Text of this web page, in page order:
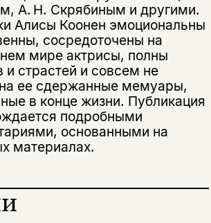
А. Н. Скрябиным и другими.
Алисы Коонен эмоциональны
сосредоточены на
мире актрисы, полны
и страстей и совсем не
ее сдержанные мемуары,
в конце жизни. Публикация
подробными
основанными на
материалах.
на рассылку
мы отправляем рассылку
событиях «НЛО».
дарим промокод на
временно
подписаться на
и при поступлении книги
письмо на указанный
адрес.